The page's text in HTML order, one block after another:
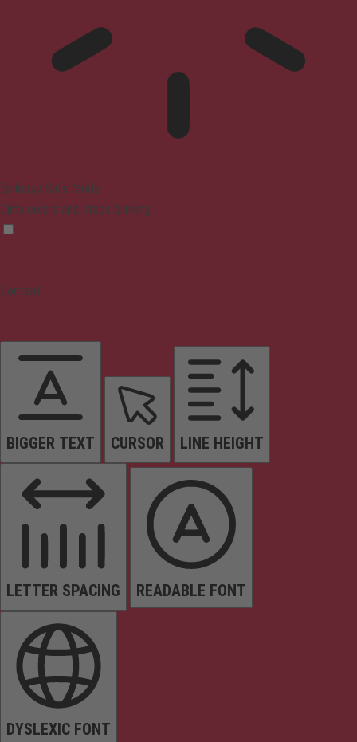
Epilepsy Safe Mode
Dims colors and stops blinking
Content
BIGGER TEXT CURSOR LINE HEIGHT
LETTER SPACING READABLE FONT
DYSLEXIC FONT